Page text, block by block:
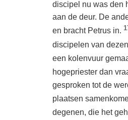
discipel nu was den
aan de deur. De
en bracht Petrus in.
discipelen van
een kolenvuur
hogepriester dan
gesproken tot de
plaatsen
degenen, die het